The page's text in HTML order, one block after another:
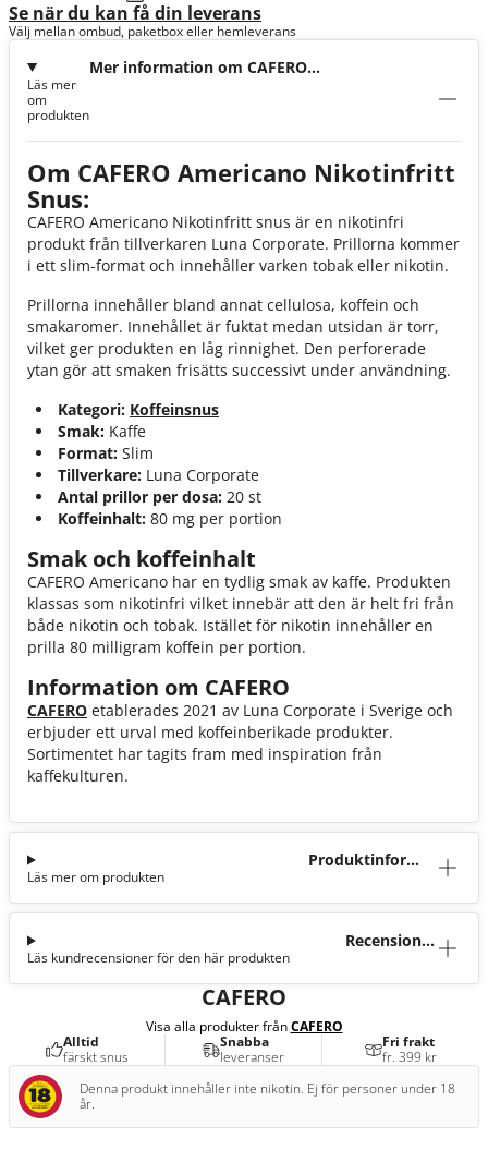
Se när du kan få din leverans
Välj mellan ombud, paketbox eller hemleverans
Mer information om CAFERO
Läs mer
om
produkten
Om CAFERO Americano Nikotinfritt
Snus:
CAFERO Americano Nikotinfritt snus är en nikotinfri
produkt från tillverkaren Luna Corporate. Prillorna kommer
i ett slim-format och innehåller varken tobak eller nikotin.
Prillorna innehåller bland annat cellulosa, koffein och
smakaromer. Innehållet är fuktat medan utsidan är torr,
vilket ger produkten en låg rinnighet. Den perforerade
ytan gör att smaken frisätts successivt under användning.
Kategori: Koffeinsnus
Smak: Kaffe
Format: Slim
Tillverkare: Luna Corporate
Antal prillor per dosa: 20 st
Koffeinhalt: 80 mg per portion
Smak och koffeinhalt
CAFERO Americano har en tydlig smak av kaffe. Produkten
klassas som nikotinfri vilket innebär att den är helt fri från
både nikotin och tobak. Istället för nikotin innehåller en
prilla 80 milligram koffein per portion.
Information om CAFERO
CAFERO etablerades 2021 av Luna Corporate i Sverige och
erbjuder ett urval med koffeinberikade produkter.
Sortimentet har tagits fram med inspiration från
kaffekulturen.
Produktinforma
Läs mer om produkten
Recensioner
Läs kundrecensioner för den här produkten
CAFERO
Visa alla produkter frånCAFERO
Alltid
färskt snus
Snabba
leveranser
Fri frakt
fr. 399 kr
Denna produkt innehåller inte nikotin. Ej för personer under 18
år.